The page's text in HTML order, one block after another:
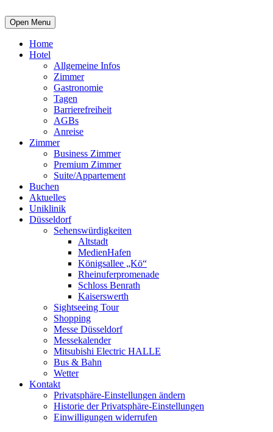
Open Menu
Home
Hotel
Allgemeine Infos
Zimmer
Gastronomie
Tagen
Barrierefreiheit
AGBs
Anreise
Zimmer
Business Zimmer
Premium Zimmer
Suite/Appartement
Buchen
Aktuelles
Uniklinik
Düsseldorf
Sehenswürdigkeiten
Altstadt
MedienHafen
Königsallee „Kö“
Rheinuferpromenade
Schloss Benrath
Kaiserswerth
Sightseeing Tour
Shopping
Messe Düsseldorf
Messekalender
Mitsubishi Electric HALLE
Bus & Bahn
Wetter
Kontakt
Privatsphäre-Einstellungen ändern
Historie der Privatsphäre-Einstellungen
Einwilligungen widerrufen